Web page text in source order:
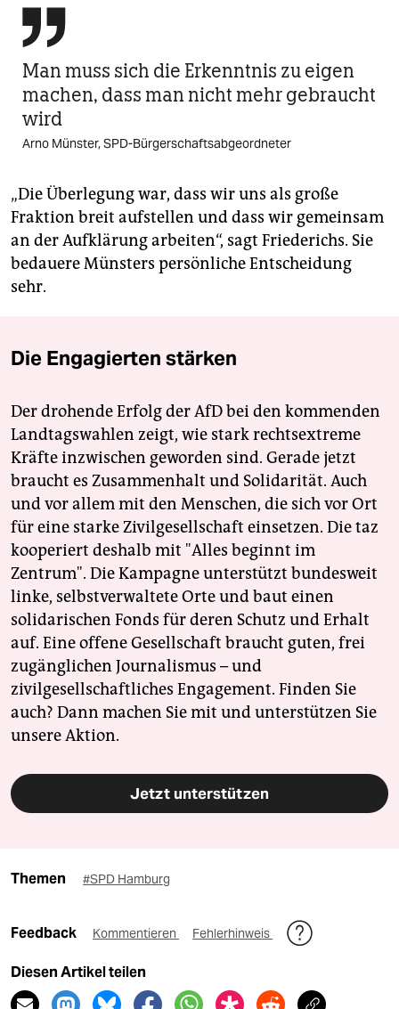

Man muss sich die Erkenntnis zu eigen
machen, dass man nicht mehr gebraucht
wird
Arno Münster, SPD-Bürgerschaftsabgeordneter
„Die Überlegung war, dass wir uns als große
Fraktion breit aufstellen und dass wir gemeinsam
an der Aufklärung arbeiten“, sagt Friederichs. Sie
bedauere Münsters persönliche Entscheidung
sehr.
Die Engagierten stärken
Der drohende Erfolg der AfD bei den kommenden
Landtagswahlen zeigt, wie stark rechtsextreme
Kräfte inzwischen geworden sind. Gerade jetzt
braucht es Zusammenhalt und Solidarität. Auch
und vor allem mit den Menschen, die sich vor Ort
für eine starke Zivilgesellschaft einsetzen. Die taz
kooperiert deshalb mit "Alles beginnt im
Zentrum". Die Kampagne unterstützt bundesweit
linke, selbstverwaltete Orte und baut einen
solidarischen Fonds für deren Schutz und Erhalt
auf. Eine offene Gesellschaft braucht guten, frei
zugänglichen Journalismus – und
zivilgesellschaftliches Engagement. Finden Sie
auch? Dann machen Sie mit und unterstützen Sie
unsere Aktion.
Jetzt unterstützen
Themen #SPD Hamburg
Feedback Kommentieren Fehlerhinweis
Diesen Artikel teilen